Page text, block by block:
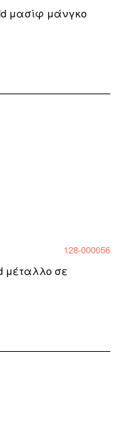
μασίφ μάνγκο
128-000056
μέταλλο σε